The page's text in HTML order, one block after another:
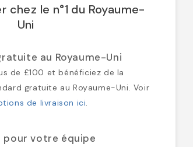
chez le n°1 du Royaume-
Uni
au Royaume-Uni
de £100 et bénéficiez de la
gratuite au Royaume-Uni. Voir
de livraison ici.
pour votre équipe